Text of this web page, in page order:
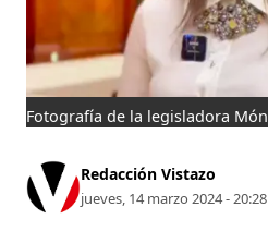
Fotografía de la legisladora
Redacción Vistazo
jueves, 14 marzo 2024 - 20:28